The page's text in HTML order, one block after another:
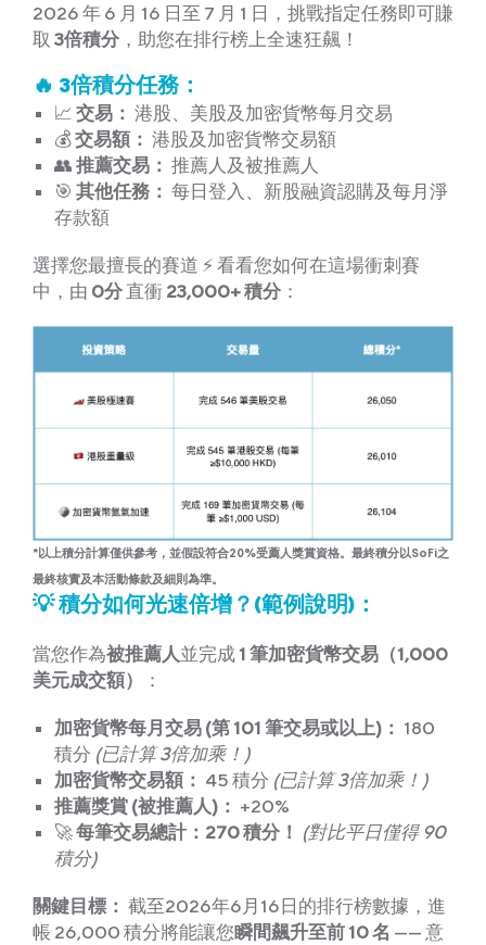
2026 年 6 月 16 日至 7 月 1 日，挑戰指定任務即可賺
取 3倍積分 ，助您在排行榜上全速狂飆！
🔥 3倍積分任務：
📈 交易： 港股、美股及加密貨幣每月交易
💰交易額： 港股及加密貨幣交易額
👥 推薦交易： 推薦人及被推薦人
🎯 其他任務： 每日登入、新股融資認購及每月淨
存款額
選擇您最擅長的賽道 ⚡ 看看您如何在這場衝刺賽
中，由 0分 直衝 23,000+ 積分 ：
*以上積分計算僅供參考，並假設符合20%受薦人獎賞資格。最終積分以SoFi之
最終核實及本活動條款及細則為準。
💡 積分如何光速倍增？(範例說明)：
當您作為被推薦人並完成 1 筆加密貨幣交易（1,000
美元成交額）
：
加密貨幣每月交易 (第 101 筆交易或以上)： 180
積分 (已計算 3倍加乘！)
加密貨幣交易額： 45 積分 (已計算 3倍加乘！)
推薦獎賞 (被推薦人)： +20%
🚀每筆交易總計：270 積分！ (對比平日僅得 90
積分)
關鍵目標： 截至2026年6月16日的排行榜數據，進
帳 26,000 積分將能讓您瞬間飆升至前 10 名 —— 意